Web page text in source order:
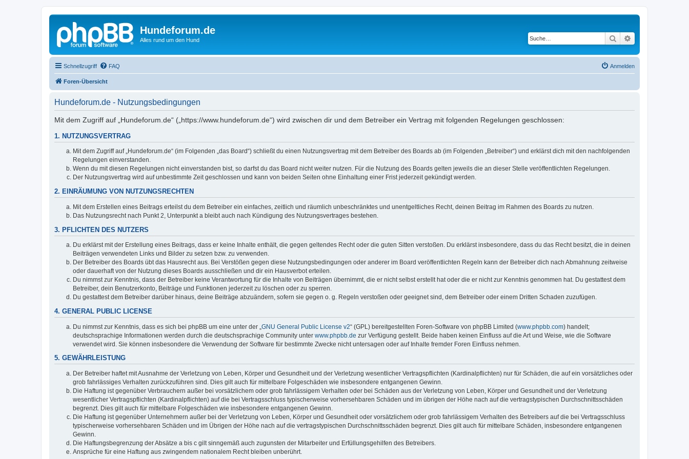
Hundeforum.de
Alles rund um den Hund Suche
Schnellzugriff FAQ Anmelden
Foren-Übersicht
Hundeforum.de - Nutzungsbedingungen
Mit dem Zugriff auf „Hundeforum.de“ („https://www.hundeforum.de“) wird zwischen dir und dem Betreiber ein Vertrag mit folgenden Regelungen geschlossen:
1. NUTZUNGSVERTRAG
Mit dem Zugriff auf „Hundeforum.de“ (im Folgenden „das Board“) schließt du einen Nutzungsvertrag mit dem Betreiber des Boards ab (im Folgenden „Betreiber“) und erklärst dich mit den nachfolgenden
Regelungen einverstanden.
Wenn du mit diesen Regelungen nicht einverstanden bist, so darfst du das Board nicht weiter nutzen. Für die Nutzung des Boards gelten jeweils die an dieser Stelle veröffentlichten Regelungen.
Der Nutzungsvertrag wird auf unbestimmte Zeit geschlossen und kann von beiden Seiten ohne Einhaltung einer Frist jederzeit gekündigt werden.
2. EINRÄUMUNG VON NUTZUNGSRECHTEN
Mit dem Erstellen eines Beitrags erteilst du dem Betreiber ein einfaches, zeitlich und räumlich unbeschränktes und unentgeltliches Recht, deinen Beitrag im Rahmen des Boards zu nutzen.
Das Nutzungsrecht nach Punkt 2, Unterpunkt a bleibt auch nach Kündigung des Nutzungsvertrages bestehen.
3. PFLICHTEN DES NUTZERS
Du erklärst mit der Erstellung eines Beitrags, dass er keine Inhalte enthält, die gegen geltendes Recht oder die guten Sitten verstoßen. Du erklärst insbesondere, dass du das Recht besitzt, die in deinen
Beiträgen verwendeten Links und Bilder zu setzen bzw. zu verwenden.
Der Betreiber des Boards übt das Hausrecht aus. Bei Verstößen gegen diese Nutzungsbedingungen oder anderer im Board veröffentlichten Regeln kann der Betreiber dich nach Abmahnung zeitweise
oder dauerhaft von der Nutzung dieses Boards ausschließen und dir ein Hausverbot erteilen.
Du nimmst zur Kenntnis, dass der Betreiber keine Verantwortung für die Inhalte von Beiträgen übernimmt, die er nicht selbst erstellt hat oder die er nicht zur Kenntnis genommen hat. Du gestattest dem
Betreiber, dein Benutzerkonto, Beiträge und Funktionen jederzeit zu löschen oder zu sperren.
Du gestattest dem Betreiber darüber hinaus, deine Beiträge abzuändern, sofern sie gegen o. g. Regeln verstoßen oder geeignet sind, dem Betreiber oder einem Dritten Schaden zuzufügen.
4. GENERAL PUBLIC LICENSE
Du nimmst zur Kenntnis, dass es sich bei phpBB um eine unter der „ GNU General Public License v2“ (GPL) bereitgestellten Foren-Software von phpBB Limited (www.phpbb.com) handelt;
deutschsprachige Informationen werden durch die deutschsprachige Community unter www.phpbb.de zur Verfügung gestellt. Beide haben keinen Einfluss auf die Art und Weise, wie die Software
verwendet wird. Sie können insbesondere die Verwendung der Software für bestimmte Zwecke nicht untersagen oder auf Inhalte fremder Foren Einfluss nehmen.
5. GEWÄHRLEISTUNG
Der Betreiber haftet mit Ausnahme der Verletzung von Leben, Körper und Gesundheit und der Verletzung wesentlicher Vertragspflichten (Kardinalpflichten) nur für Schäden, die auf ein vorsätzliches oder
grob fahrlässiges Verhalten zurückzuführen sind. Dies gilt auch für mittelbare Folgeschäden wie insbesondere entgangenen Gewinn.
Die Haftung ist gegenüber Verbrauchern außer bei vorsätzlichem oder grob fahrlässigem Verhalten oder bei Schäden aus der Verletzung von Leben, Körper und Gesundheit und der Verletzung
wesentlicher Vertragspflichten (Kardinalpflichten) auf die bei Vertragsschluss typischerweise vorhersehbaren Schäden und im übrigen der Höhe nach auf die vertragstypischen Durchschnittsschäden
begrenzt. Dies gilt auch für mittelbare Folgeschäden wie insbesondere entgangenen Gewinn.
Die Haftung ist gegenüber Unternehmern außer bei der Verletzung von Leben, Körper und Gesundheit oder vorsätzlichem oder grob fahrlässigem Verhalten des Betreibers auf die bei Vertragsschluss
typischerweise vorhersehbaren Schäden und im Übrigen der Höhe nach auf die vertragstypischen Durchschnittsschäden begrenzt. Dies gilt auch für mittelbare Schäden, insbesondere entgangenen
Gewinn.
Die Haftungsbegrenzung der Absätze a bis c gilt sinngemäß auch zugunsten der Mitarbeiter und Erfüllungsgehilfen des Betreibers.
Ansprüche für eine Haftung aus zwingendem nationalem Recht bleiben unberührt.